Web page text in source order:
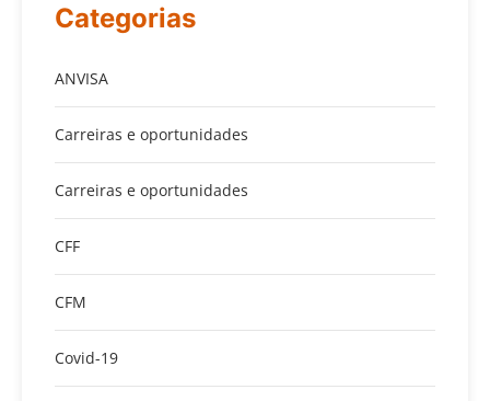
Categorias
ANVISA
Carreiras e oportunidades
Carreiras e oportunidades
CFF
CFM
Covid-19